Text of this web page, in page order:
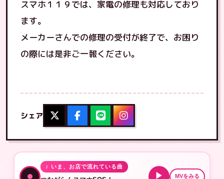
スマホ１１９では、家電の修理も対応しており
ます。
メーカーさんでの修理の受付が終了で、お困り
の際には是非ご一報ください。
シェア
♪ いま、お店で流れている曲
▶ MVをみる